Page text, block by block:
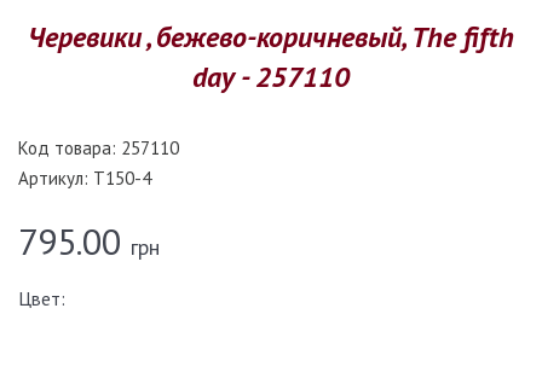
Черевики , бежево-коричневый, The fifth
day - 257110
Код товара: 257110
Артикул: T150-4
795.00 грн
Цвет: